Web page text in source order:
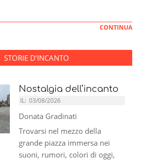
CONTINUA
STORIE D’INCANTO
Nostalgia dell’incanto
IL: 03/08/2026
Donata Gradinati
Trovarsi nel mezzo della
grande piazza immersa nei
suoni, rumori, colori di oggi,